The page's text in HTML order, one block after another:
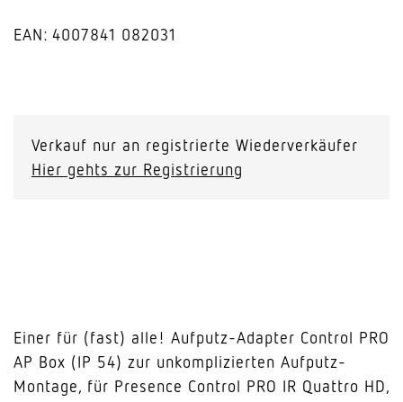
EAN: 4007841 082031
Control
Pro
Verkauf nur an registrierte Wiederverkäufer
Hier gehts zur Registrierung
Einer für (fast) alle! Aufputz-Adapter Control PRO
AP Box (IP 54) zur unkomplizierten Aufputz-
Montage, für Presence Control PRO IR Quattro HD,